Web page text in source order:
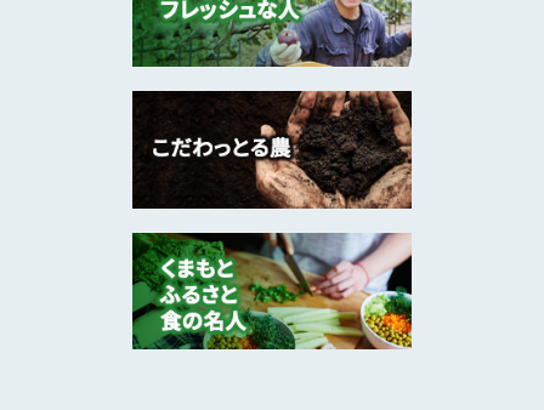
茶自家製造、小売販売･･･
芦北町
お茶で人を笑顔に ～「お茶のカジ･･･
2024年12月
みかん、梨、タケノコ
熊本市
「食」を通してつながる出会いを大･･･
2024年9月